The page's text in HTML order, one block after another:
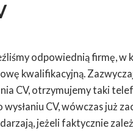
odpowiednią firmę,
kwalifikacyjną.
CV, otrzymujemy taki
CV, wówczas już
jeżeli faktycznie